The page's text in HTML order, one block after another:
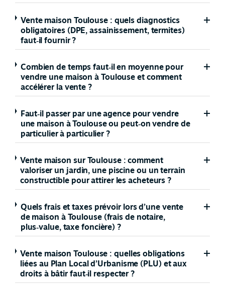
Vente maison Toulouse : quels diagnostics
obligatoires (DPE, assainissement, termites)
faut‑il fournir ?
Combien de temps faut‑il en moyenne pour
vendre une maison à Toulouse et comment
accélérer la vente ?
Faut‑il passer par une agence pour vendre
une maison à Toulouse ou peut‑on vendre de
particulier à particulier ?
Vente maison sur Toulouse : comment
valoriser un jardin, une piscine ou un terrain
constructible pour attirer les acheteurs ?
Quels frais et taxes prévoir lors d’une vente
de maison à Toulouse (frais de notaire,
plus‑value, taxe foncière) ?
Vente maison Toulouse : quelles obligations
liées au Plan Local d’Urbanisme (PLU) et aux
droits à bâtir faut‑il respecter ?